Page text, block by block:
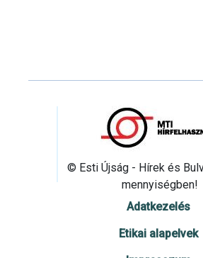
© Esti Újság - Hírek és
mennyiségben!
Adatkezelés
Etikai alapelvek